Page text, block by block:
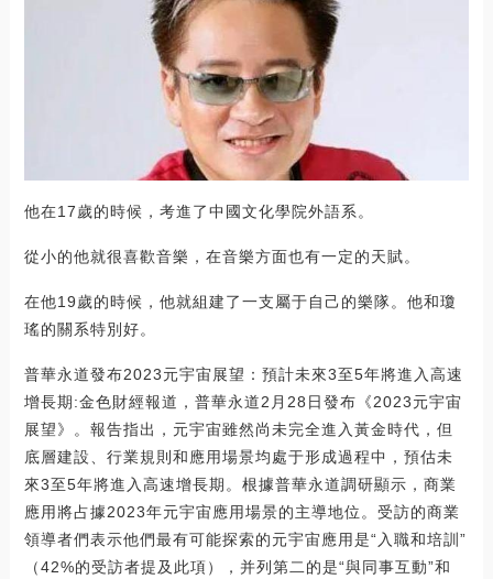
他在17歲的時候，考進了中國文化學院外語系。
從小的他就很喜歡音樂，在音樂方面也有一定的天賦。
在他19歲的時候，他就組建了一支屬于自己的樂隊。他和瓊
瑤的關系特別好。
普華永道發布2023元宇宙展望：預計未來3至5年將進入高速
增長期:金色財經報道，普華永道2月28日發布《2023元宇宙
展望》。報告指出，元宇宙雖然尚未完全進入黃金時代，但
底層建設、行業規則和應用場景均處于形成過程中，預估未
來3至5年將進入高速增長期。根據普華永道調研顯示，商業
應用將占據2023年元宇宙應用場景的主導地位。受訪的商業
領導者們表示他們最有可能探索的元宇宙應用是“入職和培訓”
（42%的受訪者提及此項），并列第二的是“與同事互動”和